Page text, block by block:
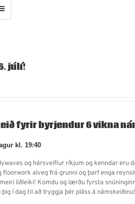
júlí!
fyrir byrjendur 6 vikna
kl. 19:40
og hársveiflur ríkjum og kenndar
alveg frá grunni og þarf enga
liðleiki! Komdu og lærðu fyrsta
í dag til að tryggja þér pláss á námskeiðinu!